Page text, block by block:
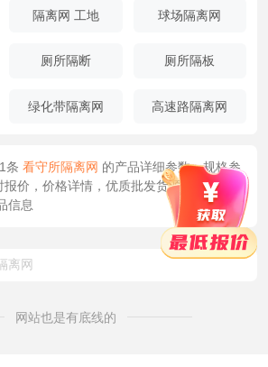
隔离网 工地 球场隔离网
厕所隔断 厕所隔板
绿化带隔离网 高速路隔离网
条 看守所隔离网 的产品详细参数，规格参
价，价格详情，优质批发货源/供应等信
信息
离网
网站也是有底线的